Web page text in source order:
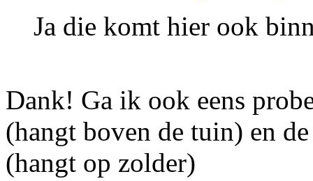
Ja die komt hier ook
Dank! Ga ik ook eens
(hangt boven de tuin) en
(hangt op zolder)